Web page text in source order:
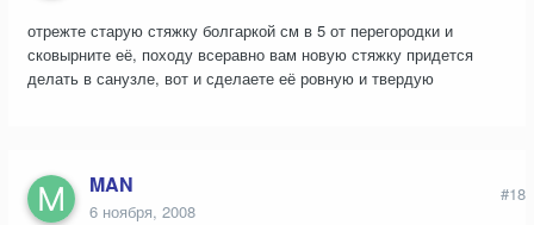
отрежте старую стяжку болгаркой см в 5 от перегородки и
сковырните её, походу всеравно вам новую стяжку придется
делать в санузле, вот и сделаете её ровную и твердую
MAN
6 ноября, 2008
#18